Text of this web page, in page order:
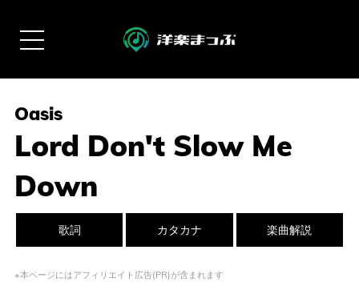
Oasis
Lord Don't Slow Me
Down
歌詞 カタカナ 楽曲解説
※本ページにはアフィリエイト広告(PR)が含まれます